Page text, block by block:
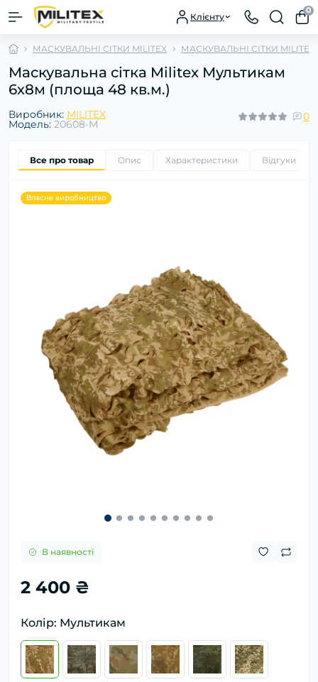
Клієнту
0
МАСКУВАЛЬНІ СІТКИ MILITEX МАСКУВАЛЬНІ СІТКИ
Маскувальна сітка Militex Мультикам
6х8м (площа 48 кв.м.)
Виробник: MILITEX
Модель: 20608-М
0
Все про товар Опис Характеристики Відгуки
Власне виробництво
В наявності
2 400 ₴
Колір: Мультикам